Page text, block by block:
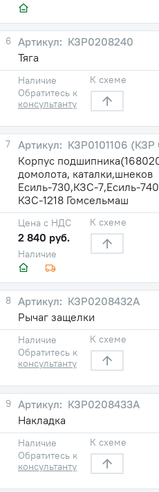
6
КЗР0208240
Тяга
Наличие
Обратитесь к
консультанту
К схеме
7
КЗР0101106 (КЗР
Корпус
домолота, каталки,шнеков
Есиль-730,КЗС-7,Есиль-
КЗС-1218 Гомсельмаш
Наличие
Цена с НДС
2 840 руб.
К схеме
8
КЗР0208432А
Рычаг защелки
Наличие
Обратитесь к
консультанту
К схеме
9
КЗР0208433А
Накладка
Наличие
Обратитесь к
консультанту
К схеме